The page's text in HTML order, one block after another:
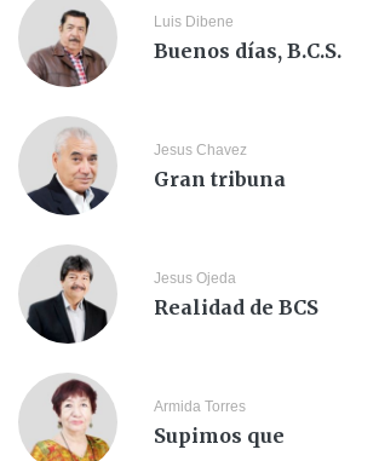
Luis Dibene
Buenos días, B.C.S.
Jesus Chavez
Gran tribuna
Jesus Ojeda
Realidad de BCS
Armida Torres
Supimos que